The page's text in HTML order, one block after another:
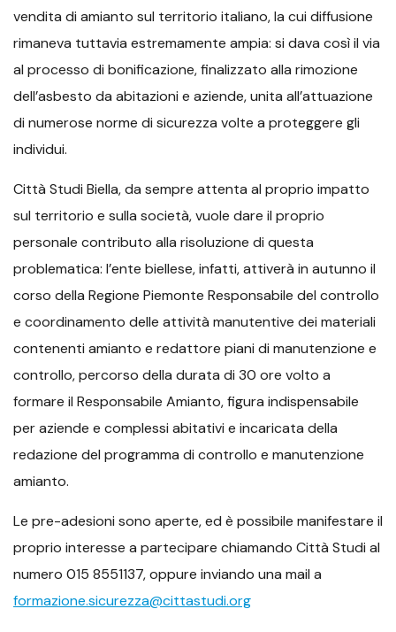
vendita di amianto sul territorio italiano, la cui diffusione
rimaneva tuttavia estremamente ampia: si dava così il via
al processo di bonificazione, finalizzato alla rimozione
dell’asbesto da abitazioni e aziende, unita all’attuazione
di numerose norme di sicurezza volte a proteggere gli
individui.
Città Studi Biella, da sempre attenta al proprio impatto
sul territorio e sulla società, vuole dare il proprio
personale contributo alla risoluzione di questa
problematica: l’ente biellese, infatti, attiverà in autunno il
corso della Regione Piemonte Responsabile del controllo
e coordinamento delle attività manutentive dei materiali
contenenti amianto e redattore piani di manutenzione e
controllo, percorso della durata di 30 ore volto a
formare il Responsabile Amianto, figura indispensabile
per aziende e complessi abitativi e incaricata della
redazione del programma di controllo e manutenzione
amianto.
Le pre-adesioni sono aperte, ed è possibile manifestare il
proprio interesse a partecipare chiamando Città Studi al
numero 015 8551137, oppure inviando una mail a
formazione.sicurezza@cittastudi.org